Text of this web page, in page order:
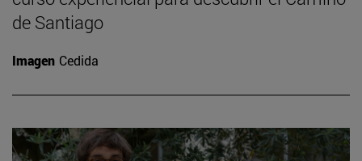
de Santiago
Imagen Cedida